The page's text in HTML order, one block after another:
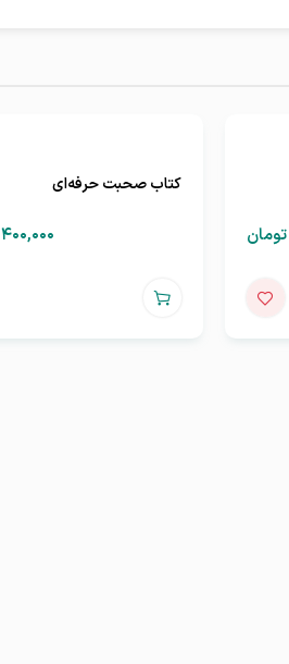
تومان
کتاب صحبت حرفه‌ای
۴۰۰,۰۰۰